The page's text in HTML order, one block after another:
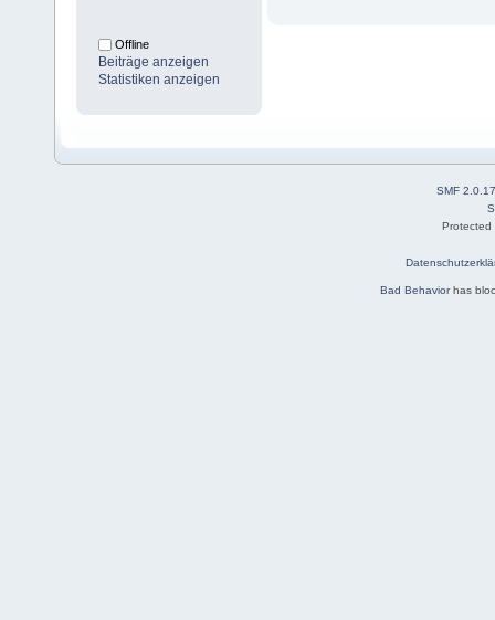
Offline
Beiträge anzeigen
Statistiken anzeigen
SMF 2.0.17
Bad Behaviorhas